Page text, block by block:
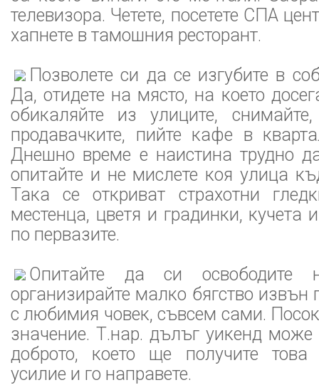
телевизора. Четете, посетете СПА
хапнете в тамошния ресторант.
Позволете си да се изгубите в
Да, отидете на място, на което
обикаляйте из улиците,
продавачките, пийте кафе в
Днешно време е наистина трудно
опитайте и не мислете коя улица
Така се откриват страхотни
местенца, цветя и градинки, кучета
по первазите.
Опитайте да си освободите
организирайте малко бягство извън
с любимия човек, съвсем сами.
значение. Т.нар. дълъг уикенд
доброто, което ще получите това
усилие и го направете.